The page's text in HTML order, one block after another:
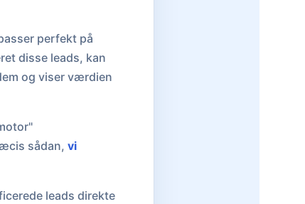
perfekt på
disse leads, kan
og viser værdien
sådan, vi
leads direkte